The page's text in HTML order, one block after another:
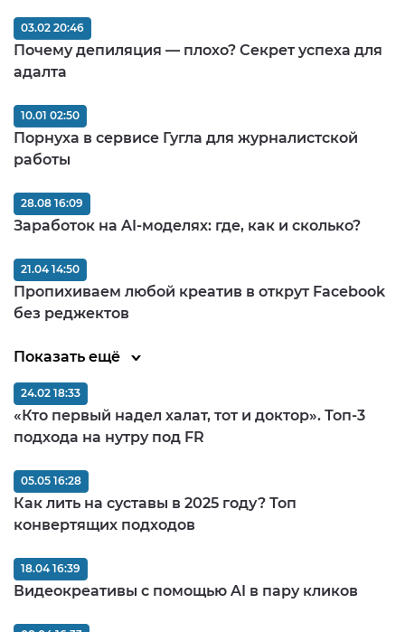
Почему депиляция — плохо? Секрет успеха для
адалта
03.02 20:46
Порнуха в сервисе Гугла для журналистской
работы
10.01 02:50
Заработок на AI-моделях: где, как и сколько?
28.08 16:09
Пропихиваем любой креатив в открут Facebook
без реджектов
21.04 14:50
Показать ещё
«Кто первый надел халат, тот и доктор». Топ-3
подхода на нутру под FR
24.02 18:33
Как лить на суставы в 2025 году? Топ
конвертящих подходов
05.05 16:28
Видеокреативы с помощью AI в пару кликов
18.04 16:39